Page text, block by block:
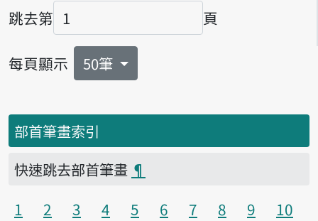
跳去第
頁碼
頁
每頁顯示 50筆
部首筆畫索引
快速跳去部首筆畫 ¶
1
2 3 4 5 6 7 8 9
10